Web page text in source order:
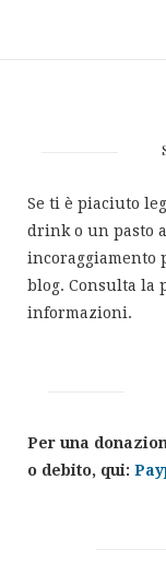
Se ti è piaciuto
drink o un pasto
incoraggiamento
blog. Consulta la
informazioni.
Per una
o debito, qui: